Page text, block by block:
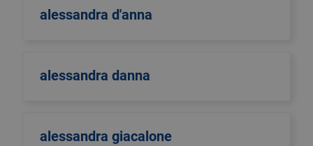
alessandra d'anna
alessandra danna
alessandra giacalone